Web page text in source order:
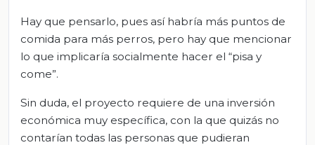
Hay que pensarlo, pues así habría más puntos de
comida para más perros, pero hay que mencionar
lo que implicaría socialmente hacer el “pisa y
come”.
Sin duda, el proyecto requiere de una inversión
económica muy específica, con la que quizás no
contarían todas las personas que pudieran